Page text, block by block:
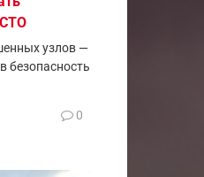
узлов —
безопасность
0